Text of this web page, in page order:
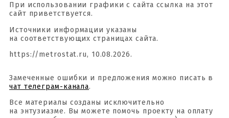
При использовании графики с сайта ссылка на этот
сайт приветствуется.
Источники информации указаны
на соответствующих страницах сайта.
https://metrostat.ru, 10.08.2026.
Замеченные ошибки и предложения можно писать в
чат телеграм-канала.
Все материалы созданы исключительно
на энтузиазме. Вы можете помочь проекту на оплату